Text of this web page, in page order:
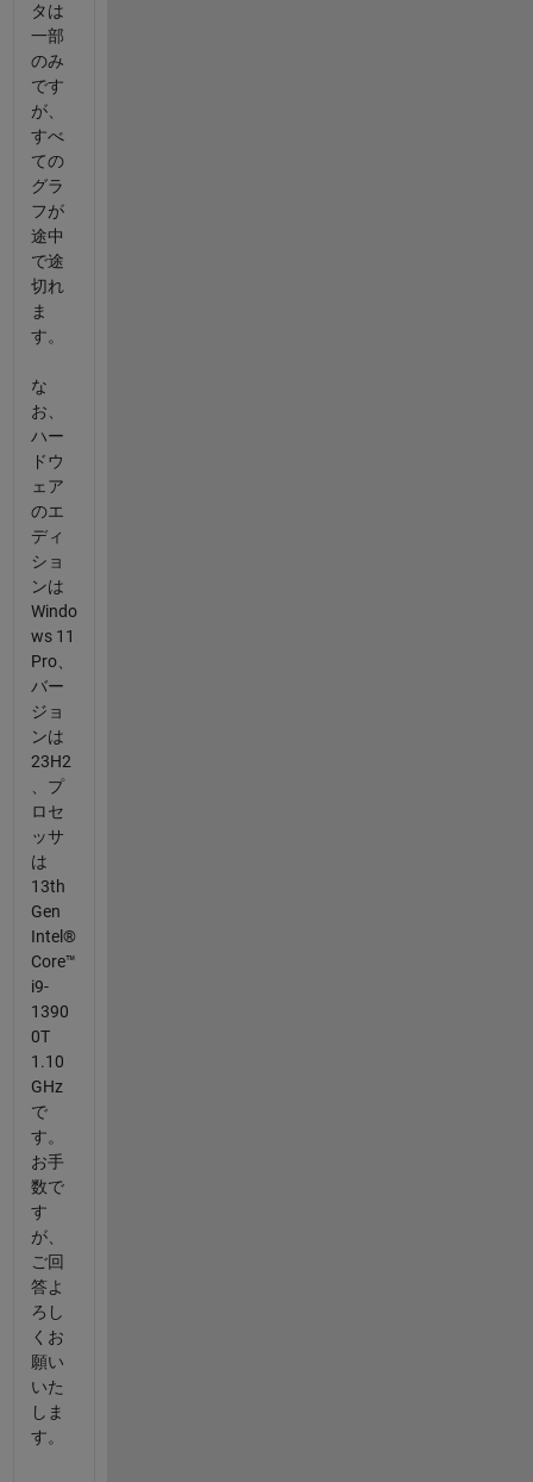
タは
一部
のみ
です
が、
すべ
ての
グラ
フが
途中
で途
切れ
ま
す。
な
お、
ハー
ドウ
ェア
のエ
ディ
ショ
ンは
Windo
ws 11
Pro、
バー
ジョ
ンは
23H2
、プ
ロセ
ッサ
は
13th
Gen
Intel®
Core™
i9-
1390
0T
1.10
GHz
で
す。
お手
数で
す
が、
ご回
答よ
ろし
くお
願い
いた
しま
す。